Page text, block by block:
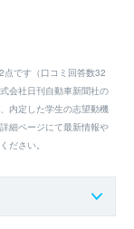
点です（口コミ回答数32
会社日刊自動車新聞社の
内定した学生の志望動機
細ページにて最新情報や
ださい。